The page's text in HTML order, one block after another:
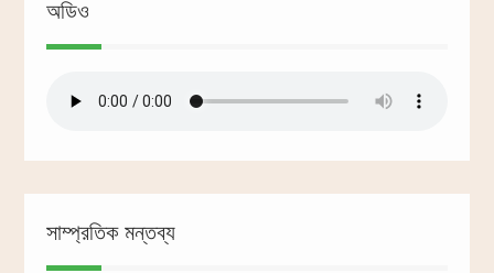
অডিও
সাম্প্রতিক মন্তব্য